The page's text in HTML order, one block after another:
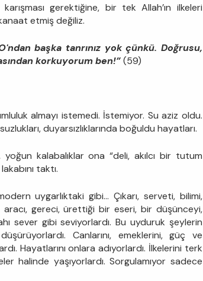
gerektiğine, bir tek Allah’ın ilkeleri
etmiş değiliz.
başka tanrınız yok çünkü. Doğrusu,
korkuyorum ben!”(59)
almayı istemedi. İstemiyor. Su aziz oldu.
duyarsızlıklarında boğuldu hayatları.
kalabalıklar ona “deli, akılcı bir tutum
taktı.
uygarlıktaki gibi... Çıkarı, serveti, bilimi,
gereci, ürettiği bir eseri, bir düşünceyi,
sever gibi seviyorlardı. Bu uyduruk şeylerin
Canlarını, emeklerini, güç ve
Hayatlarını onlara adıyorlardı. İlkelerini terk
halinde yaşıyorlardı. Sorgulamıyor sadece